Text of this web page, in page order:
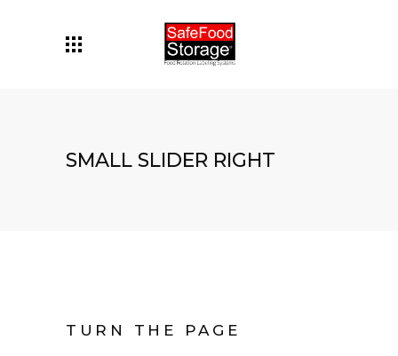
SMALL SLIDER RIGHT
TURN THE PAGE